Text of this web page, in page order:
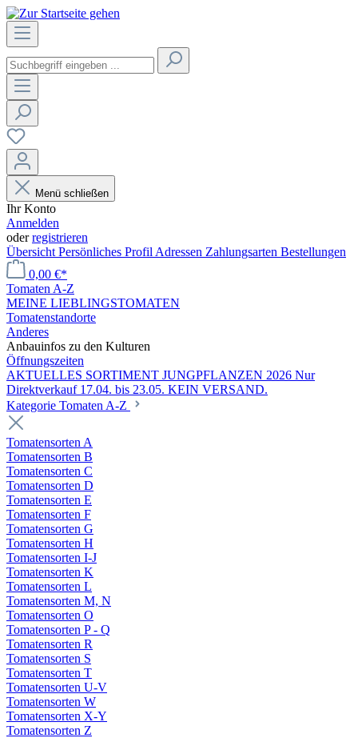
Menü schließen
Ihr Konto
Anmelden
oderregistrieren
Übersicht Persönliches Profil Adressen Zahlungsarten Bestellungen
0,00 €*
Tomaten A-Z
MEINE LIEBLINGSTOMATEN
Tomatenstandorte
Anderes
Anbauinfos zu den Kulturen
Öffnungszeiten
AKTUELLES SORTIMENT JUNGPFLANZEN 2026 Nur
Direktverkauf 17.04. bis 23.05. KEIN VERSAND.
Kategorie Tomaten A-Z
Tomatensorten A
Tomatensorten B
Tomatensorten C
Tomatensorten D
Tomatensorten E
Tomatensorten F
Tomatensorten G
Tomatensorten H
Tomatensorten I-J
Tomatensorten K
Tomatensorten L
Tomatensorten M, N
Tomatensorten O
Tomatensorten P - Q
Tomatensorten R
Tomatensorten S
Tomatensorten T
Tomatensorten U-V
Tomatensorten W
Tomatensorten X-Y
Tomatensorten Z